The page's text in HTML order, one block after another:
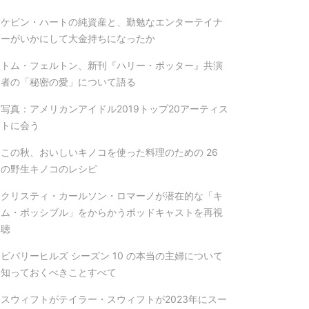
ケビン・ハートの純資産と、勤勉なエンターテイナ
ーがいかにして大金持ちになったか
トム・フェルトン、新刊『ハリー・ポッター』共演
者の「秘密の愛」について語る
写真：アメリカンアイドル2019トップ20アーティス
トに会う
この秋、おいしいキノコを使った料理のための 26
の野生キノコのレシピ
クリスティ・カールソン・ロマーノが潜在的な「キ
ム・ポッシブル」をからかうポッドキャストを再視
聴
ビバリーヒルズ シーズン 10 の本当の主婦について
知っておくべきことすべて
スウィフトがテイラー・スウィフトが2023年にスー